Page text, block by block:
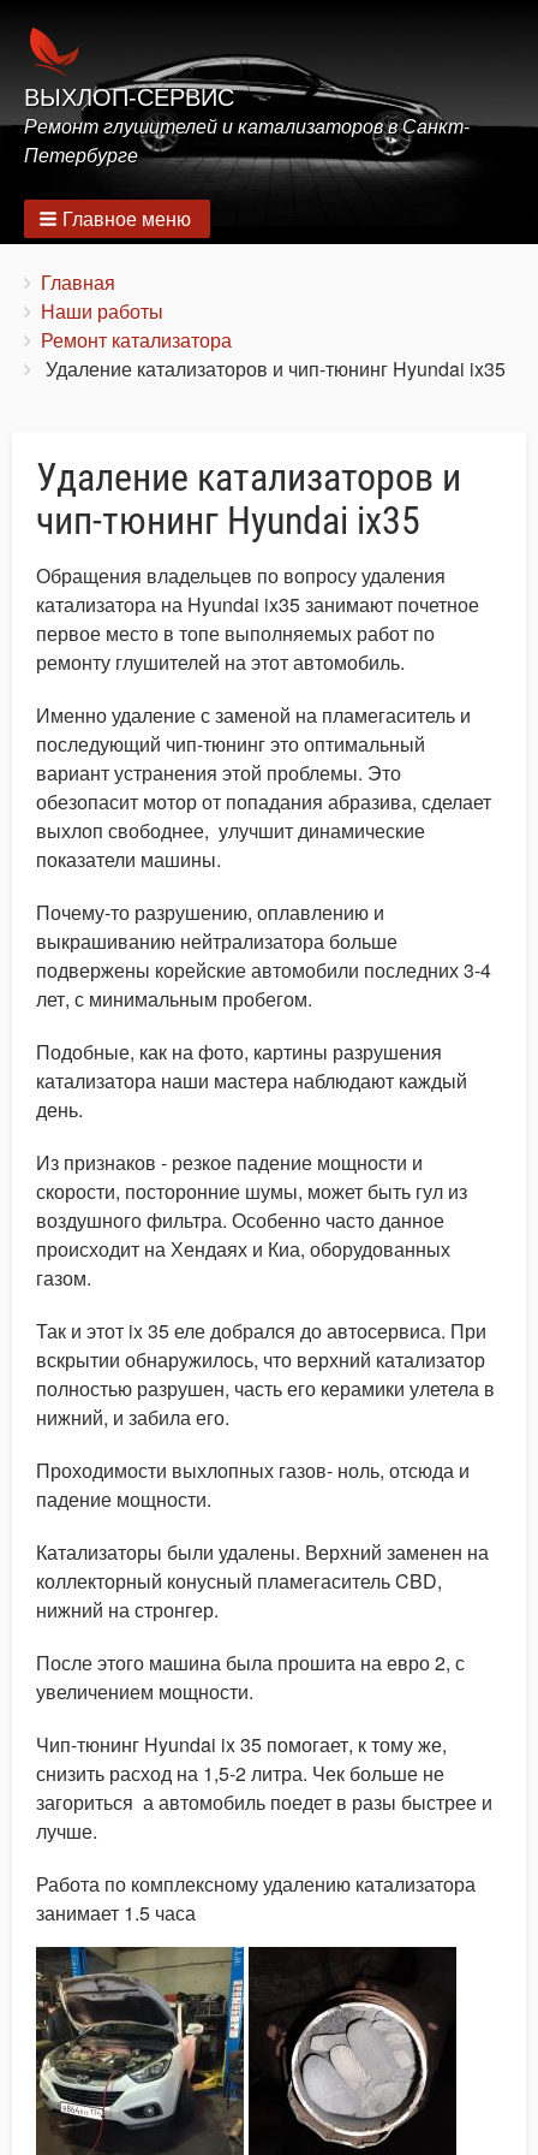
ВЫХЛОП-СЕРВИС
Ремонт глушителей и катализаторов в Санкт-
Петербурге
Главное меню
Строка
навигации
You
are
here:
Главная
Наши работы
Ремонт катализатора
Удаление катализаторов и чип-тюнинг Hyundai ix35
Удаление катализаторов и
чип-тюнинг Hyundai ix35
Обращения владельцев по вопросу удаления
катализатора на Hyundai ix35 занимают почетное
первое место в топе выполняемых работ по
ремонту глушителей на этот автомобиль.
Именно удаление с заменой на пламегаситель и
последующий чип-тюнинг это оптимальный
вариант устранения этой проблемы. Это
обезопасит мотор от попадания абразива, сделает
выхлоп свободнее, улучшит динамические
показатели машины.
Почему-то разрушению, оплавлению и
выкрашиванию нейтрализатора больше
подвержены корейские автомобили последних 3-4
лет, с минимальным пробегом.
Подобные, как на фото, картины разрушения
катализатора наши мастера наблюдают каждый
день.
Из признаков - резкое падение мощности и
скорости, посторонние шумы, может быть гул из
воздушного фильтра. Особенно часто данное
происходит на Хендаях и Киа, оборудованных
газом.
Так и этот ix 35 еле добрался до автосервиса. При
вскрытии обнаружилось, что верхний катализатор
полностью разрушен, часть его керамики улетела в
нижний, и забила его.
Проходимости выхлопных газов- ноль, отсюда и
падение мощности.
Катализаторы были удалены. Верхний заменен на
коллекторный конусный пламегаситель CBD,
нижний на стронгер.
После этого машина была прошита на евро 2, с
увеличением мощности.
Чип-тюнинг Hyundai ix 35 помогает, к тому же,
снизить расход на 1,5-2 литра. Чек больше не
загориться а автомобиль поедет в разы быстрее и
лучше.
Работа по комплексному удалению катализатора
занимает 1.5 часа